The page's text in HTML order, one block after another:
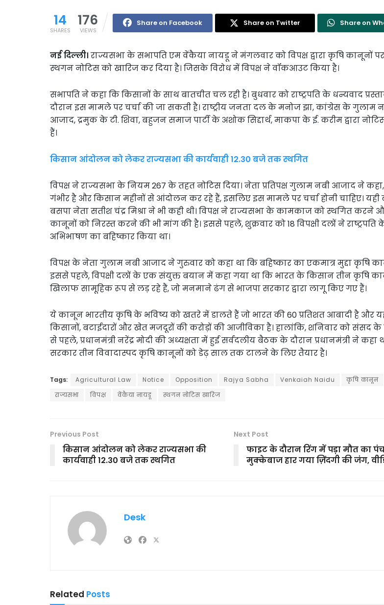
14
SHARES
176
VIEWS
Share on Facebook Share on Twitter Share on
नई दिल्ली। राज्यसभा के सभापति एम वेंकैया नायडू ने मंगलवार को विपक्ष द्वारा कृषि कानूनों
स्थगन नोटिस को खारिज कर दिया है। जिसके विरोध में विपक्ष ने वॉकआउट किया है।
सभापति ने कहा कि किसानों के साथ बातचीत चल रही है। बुधवार को राष्ट्रपति के धन्यवाद
दौरान इस मामले पर चर्चा की जा सकती है। राष्ट्रीय जनता दल के मनोज झा, कांग्रेस के गुलाम
आजाद, द्रमुक के टी. शिवा, बहुजन समाज पार्टी के अशोक सिद्दार्थ, माकपा के ई. करीम द्वारा
हैं।
किसान आंदोलन को लेकर राज्यसभा की कार्यवाही 12.30 बजे तक स्थगित
विपक्ष ने राज्यसभा के नियम 267 के तहत नोटिस दिया। नेता प्रतिपक्ष गुलाम नबी आजाद ने
गंभीर है और किसान महीनों से आंदोलन कर रहे हैं, इसलिए इस मामले पर चर्चा होनी चाहिए। यही
बसपा नेता सतीश चंद्र मिश्रा ने भी कही थी। विपक्ष ने राज्यसभा के कामकाज को स्थगित करने
कानूनों को निरस्त करने की भी मांग की है। इससे पहले, शुक्रवार को 18 विपक्षी दलों ने राष्ट्रपति
अभिभाषण का बहिष्कार किया था।
विपक्ष के नेता गुलाम नबी आजाद ने गुरुवार को कहा था कि बहिष्कार का एकमात्र मुद्दा कृषि
इससे पहले, विपक्षी दलों के एक संयुक्त बयान में कहा गया था कि भारत के किसान तीन कृषि
खिलाफ सामूहिक रूप से लड़ रहे हैं, जो मनमाने ढंग से भाजपा सरकार द्वारा लागू किए गए हैं।
ये कानून भारतीय कृषि के भविष्य को खतरे में डालते हैं जो भारत की 60 प्रतिशत आबादी है और
किसानों, बटाईदारों और खेत मजदूरों की करोड़ों की आजीविका है। हालांकि, शनिवार को संसद
से पहले, प्रधानमंत्री नरेंद्र मोदी की अध्यक्षता में हुई सर्वदलीय बैठक के दौरान प्रधानमंत्री ने कहा
सरकार तीन विवादास्पद कृषि कानूनों को डेढ़ साल तक टालने के लिए तैयार है।
Tags: Agricultural Law Notice Opposition Rajya Sabha Venkaiah Naidu कृषि कानून
राज्यसभा
विपक्ष वेंकैया नायडू स्थगन नोटिस खारिज
Previous Post
किसान आंदोलन को लेकर राज्यसभा की
कार्यवाही 12.30 बजे तक स्थगित
Next Post
फाइट के दौरान रिंग में पड़ा मौत का
मुक्केबाज हार गया ज़िंदगी की जंग,
Desk
Related Posts